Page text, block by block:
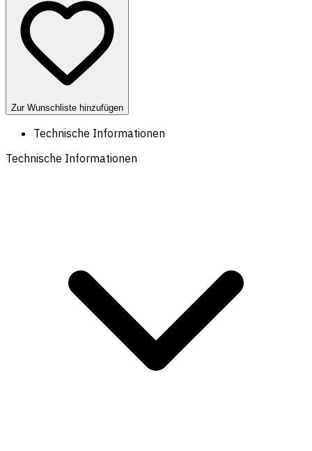
Zur Wunschliste hinzufügen
Technische Informationen
Technische Informationen